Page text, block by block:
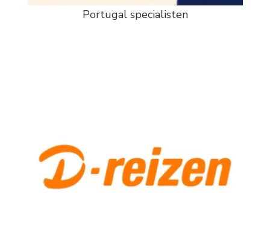
Portugal specialisten